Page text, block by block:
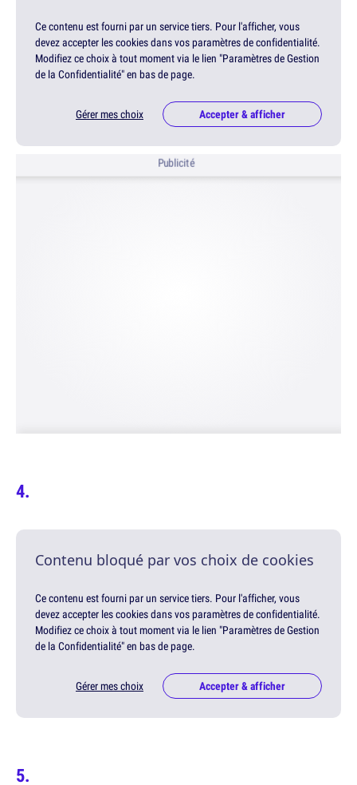
Ce contenu est fourni par un service tiers. Pour l'afficher, vous
devez accepter les cookies dans vos paramètres de confidentialité.
Modifiez ce choix à tout moment via le lien "Paramètres de Gestion
de la Confidentialité" en bas de page.
Gérer mes choix Accepter & afficher
Publicité
Contenu bloqué par vos choix de cookies
Ce contenu est fourni par un service tiers. Pour l'afficher, vous
devez accepter les cookies dans vos paramètres de confidentialité.
Modifiez ce choix à tout moment via le lien "Paramètres de Gestion
de la Confidentialité" en bas de page.
Gérer mes choix Accepter & afficher